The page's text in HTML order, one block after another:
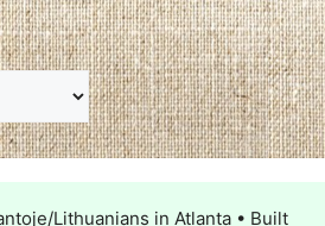
Lithuanians in Atlanta • Built